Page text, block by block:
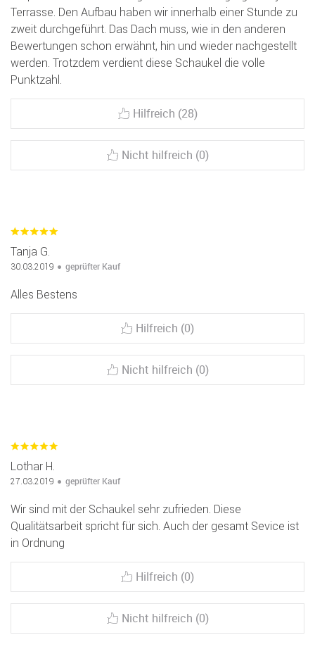
Terrasse. Den Aufbau haben wir innerhalb einer Stunde zu
zweit durchgeführt. Das Dach muss, wie in den anderen
Bewertungen schon erwähnt, hin und wieder nachgestellt
werden. Trotzdem verdient diese Schaukel die volle
Punktzahl.
Hilfreich (28)
Nicht hilfreich (0)
Tanja G.
30.03.2019 geprüfter Kauf
Alles Bestens
Hilfreich (0)
Nicht hilfreich (0)
Lothar H.
27.03.2019 geprüfter Kauf
Wir sind mit der Schaukel sehr zufrieden. Diese
Qualitätsarbeit spricht für sich. Auch der gesamt Sevice ist
in Ordnung
Hilfreich (0)
Nicht hilfreich (0)